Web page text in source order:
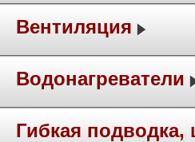
Вентиляция
Водонагреватели
Гибкая